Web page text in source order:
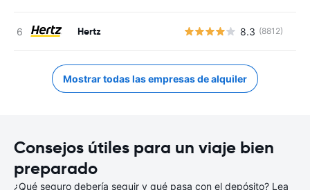
Hertz 8.3 (8812)
Mostrar todas las empresas de alquiler
Consejos útiles para un viaje bien
preparado
¿Qué seguro debería seguir y qué pasa con el depósito? Lea